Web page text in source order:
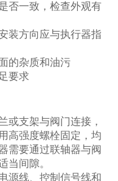
否一致，检查外观有
装方向应与执行器指
的杂质和油污
要求
或支架与阀门连接，
高强度螺栓固定，均
需要通过联轴器与阀
当间隙。
源线、控制信号线和